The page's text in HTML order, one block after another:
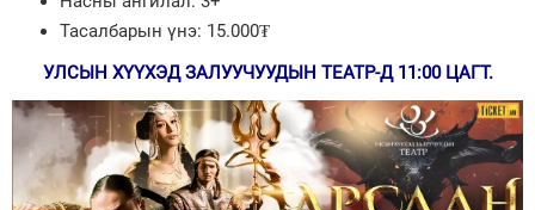
Тасалбарын үнэ: 15.000₮
УЛСЫН ХҮҮХЭД ЗАЛУУЧУУДЫН ТЕАТР-Д 11:00 ЦАГТ.